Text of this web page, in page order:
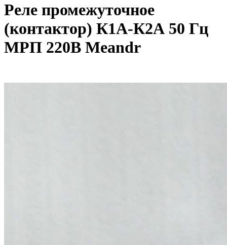
Реле промежуточное
(контактор) К1А-К2А 50 Гц
МРП 220В Meandr